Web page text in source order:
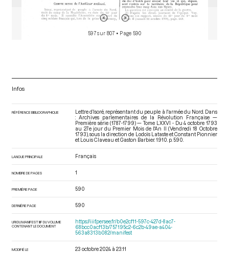
597 sur 807 • Page 590
Infos
RÉFÉRENCE BIBLIOGRAPHIQUE
Lettre d’Isoré, représentant du peuple à l'armée du Nord. Dans
: Archives parlementaires de la Révolution Française —
Première série (1787-1799) — Tome LXXVI - Du 4 octobre 1793
au 27e jour du Premier Mois de l'An II (Vendredi 18 Octobre
1793) , sous la direction de Lodoïs Lataste et Constant Pionnier
et Louis Claveau et Gaston Barbier. 1910. p. 590.
LANGUE PRINCIPALE Français
NOMBRE DE PAGES 1
PREMIÈRE PAGE 590
DERNIÈRE PAGE 590
URI DU MANIFEST IIIF DU VOLUME
CONTENANT LE DOCUMENT
https://iiif.persee.fr/b0e2cf11-597c-427d-8ac7-
68bcc0acf13b/757195c2-6c2b-49ae-a404-
563a8313b082/manifest
MODIFIÉ LE 23 octobre 2024 à 23:11